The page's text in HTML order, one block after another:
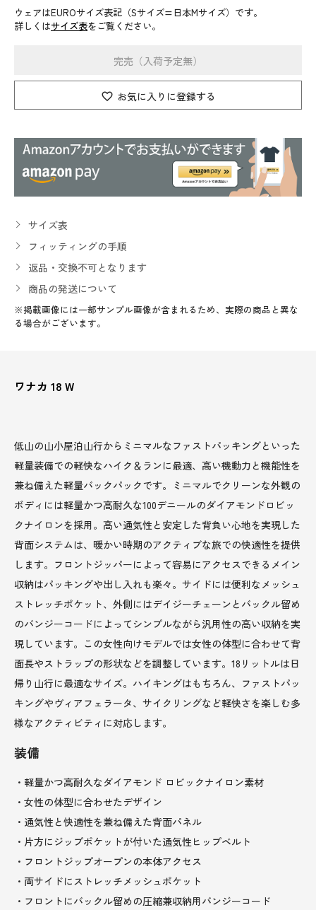
ウェアはEUROサイズ表記（Sサイズ=日本Mサイズ）です。
詳しくはサイズ表をご覧ください。
完売（入荷予定無）
お気に入りに登録する
サイズ表
フィッティングの手順
返品・交換不可となります
商品の発送について
※掲載画像には一部サンプル画像が含まれるため、実際の商品と異な
る場合がございます。
ワナカ 18 W
低山の山小屋泊山行からミニマルなファストパッキングといった
軽量装備での軽快なハイク＆ランに最適、高い機動力と機能性を
兼ね備えた軽量バックパックです。ミニマルでクリーンな外観の
ボディには軽量かつ高耐久な100デニールのダイアモンドロビッ
クナイロンを採用。高い通気性と安定した背負い心地を実現した
背面システムは、暖かい時期のアクティブな旅での快適性を提供
します。フロントジッパーによって容易にアクセスできるメイン
収納はパッキングや出し入れも楽々。サイドには便利なメッシュ
ストレッチポケット、外側にはデイジーチェーンとバックル留め
のバンジーコードによってシンプルながら汎用性の高い収納を実
現しています。この女性向けモデルでは女性の体型に合わせて背
面長やストラップの形状などを調整しています。18リットルは日
帰り山行に最適なサイズ。ハイキングはもちろん、ファストパッ
キングやヴィアフェラータ、サイクリングなど軽快さを楽しむ多
様なアクティビティに対応します。
装備
・軽量かつ高耐久なダイアモンド ロビックナイロン素材
・女性の体型に合わせたデザイン
・通気性と快適性を兼ね備えた背面パネル
・片方にジップポケットが付いた通気性ヒップベルト
・フロントジップオープンの本体アクセス
・両サイドにストレッチメッシュポケット
・フロントにバックル留めの圧縮兼収納用バンジーコード